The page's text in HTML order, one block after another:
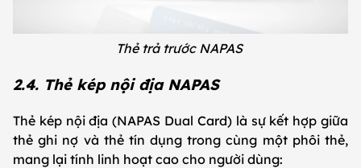
Thẻ trả trước NAPAS
2.4. Thẻ kép nội địa NAPAS
Thẻ kép nội địa (NAPAS Dual Card) là sự kết hợp giữa
thẻ ghi nợ và thẻ tín dụng trong cùng một phôi thẻ,
mang lại tính linh hoạt cao cho người dùng: